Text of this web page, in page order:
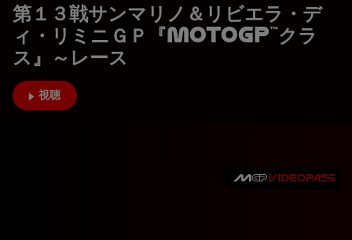
第１３戦サンマリノ＆リビエラ・デ
ィ・リミニＧＰ『MotoGP™クラ
ス』～レース
視聴